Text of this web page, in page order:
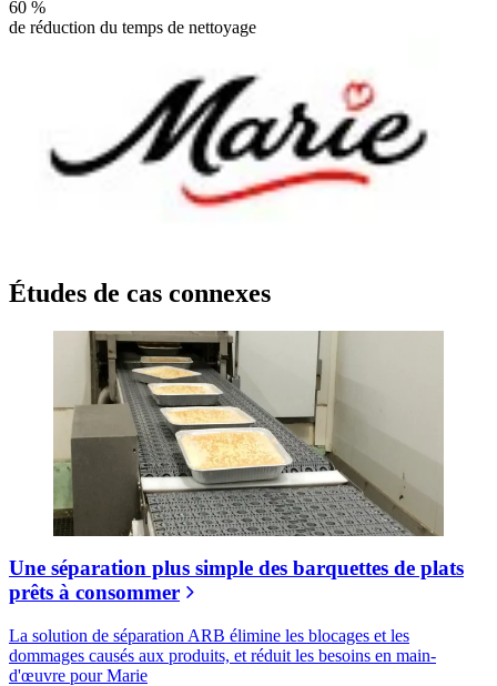
60 %
de réduction du temps de nettoyage
Études de cas connexes
Une séparation plus simple des barquettes de plats
prêts à consommer
La solution de séparation ARB élimine les blocages et les
dommages causés aux produits, et réduit les besoins en main-
d'œuvre pour Marie